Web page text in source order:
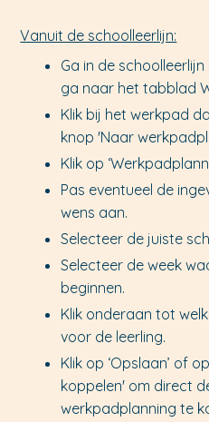
Vanuit de schoolleerlijn:
Ga in de
ga naar het tabblad
Klik bij het werkpad
knop 'Naar
Klik op
Pas eventueel de
wens aan.
Selecteer de juiste
Selecteer de week
beginnen.
Klik onderaan tot
voor de leerling.
Klik op ‘Opslaan’ of
koppelen' om direct
werkpadplanning te